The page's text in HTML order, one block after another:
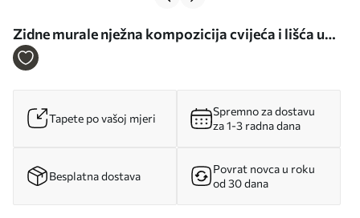
Zidne murale nježna kompozicija cvijeća i lišća u
pastelnim nijansama br. w05240
Tapete po vašoj mjeri
Spremno za dostavu
za 1-3 radna dana
Besplatna dostava
Povrat novca u roku
od 30 dana